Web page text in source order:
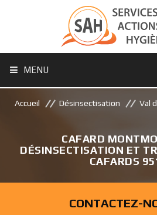
MENU
Accueil Désinsectisation Val
CAFARD
DÉSINSECTISATION ET
CAFARDS
CONTACTEZ-